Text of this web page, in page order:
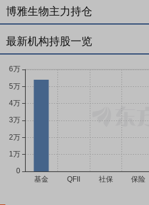
博雅生物主力持仓
最新机构持股一览